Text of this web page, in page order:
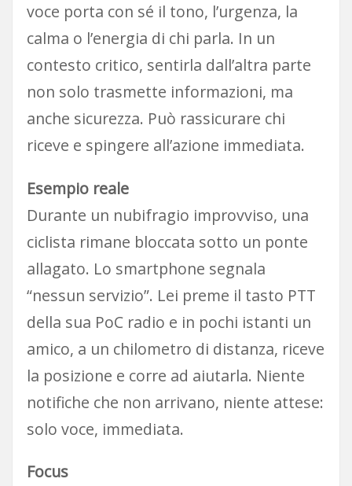
voce porta con sé il tono, l’urgenza, la
calma o l’energia di chi parla. In un
contesto critico, sentirla dall’altra parte
non solo trasmette informazioni, ma
anche sicurezza. Può rassicurare chi
riceve e spingere all’azione immediata.
Esempio reale
Durante un nubifragio improvviso, una
ciclista rimane bloccata sotto un ponte
allagato. Lo smartphone segnala
“nessun servizio”. Lei preme il tasto PTT
della sua PoC radio e in pochi istanti un
amico, a un chilometro di distanza, riceve
la posizione e corre ad aiutarla. Niente
notifiche che non arrivano, niente attese:
solo voce, immediata.
Focus